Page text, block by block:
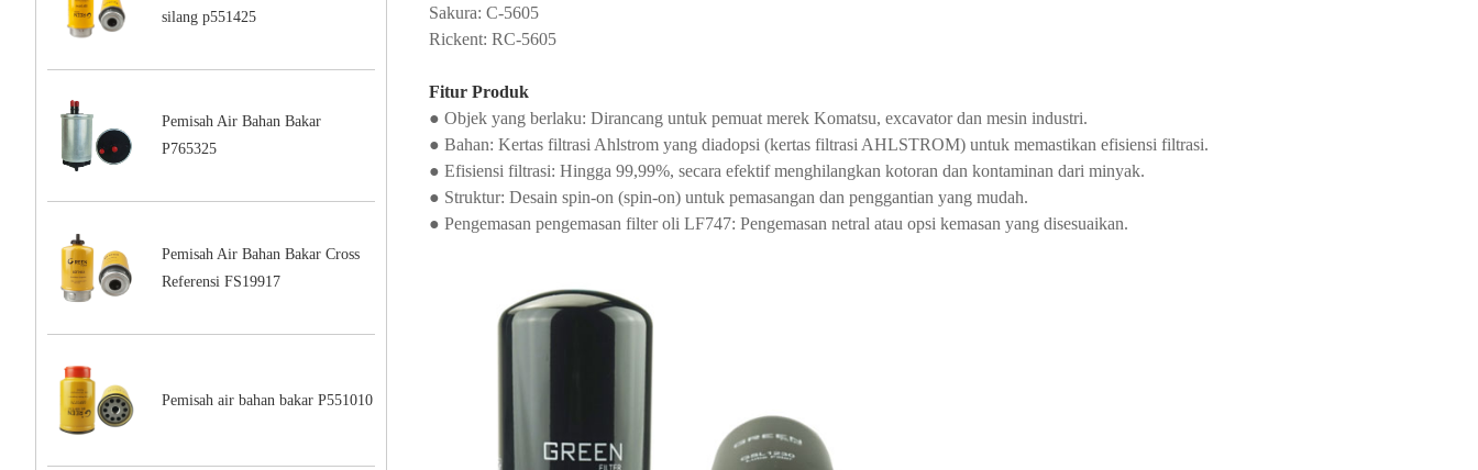
silang p551425
Pemisah Air Bahan Bakar
P765325
Pemisah Air Bahan Bakar Cross
Referensi FS19917
Pemisah air bahan bakar P551010
Sakura: C-5605
Rickent: RC-5605
Fitur Produk
● Objek yang berlaku: Dirancang untuk pemuat merek Komatsu, excavator dan mesin industri.
● Bahan: Kertas filtrasi Ahlstrom yang diadopsi (kertas filtrasi AHLSTROM) untuk memastikan efisiensi filtrasi.
● Efisiensi filtrasi: Hingga 99,99%, secara efektif menghilangkan kotoran dan kontaminan dari minyak.
● Struktur: Desain spin-on (spin-on) untuk pemasangan dan penggantian yang mudah.
● Pengemasan pengemasan filter oli LF747: Pengemasan netral atau opsi kemasan yang disesuaikan.